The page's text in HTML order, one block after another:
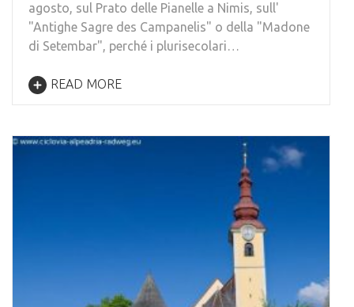
agosto, sul Prato delle Pianelle a Nimis, sull'
"Antighe Sagre des Campanelis" o della "Madone
di Setembar", perché i plurisecolari…
READ MORE